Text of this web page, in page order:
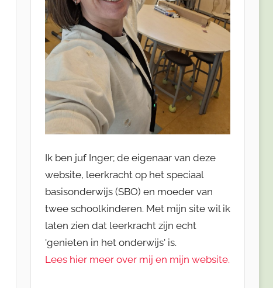
Ik ben juf Inger; de eigenaar van deze
website, leerkracht op het speciaal
basisonderwijs (SBO) en moeder van
twee schoolkinderen. Met mijn site wil ik
laten zien dat leerkracht zijn echt
'genieten in het onderwijs' is.
Lees hier meer over mij en mijn website.